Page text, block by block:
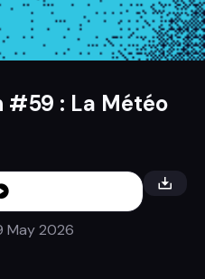
#59 : La Météo
May 2026